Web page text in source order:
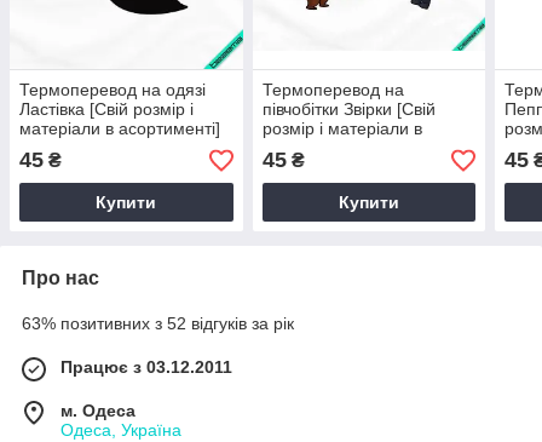
Термоперевод на одязі
Ластівка [Свій розмір і
матеріали в асортименті]
45 ₴
Купити
Термоперевод на
півчобітки Звірки [Свій
розмір і матеріали в
45₴
Купити
45
Про нас
63% позитивних з 52 відгуків за рік
Працює з 03.12.2011
м. Одеса
Одеса, Україна